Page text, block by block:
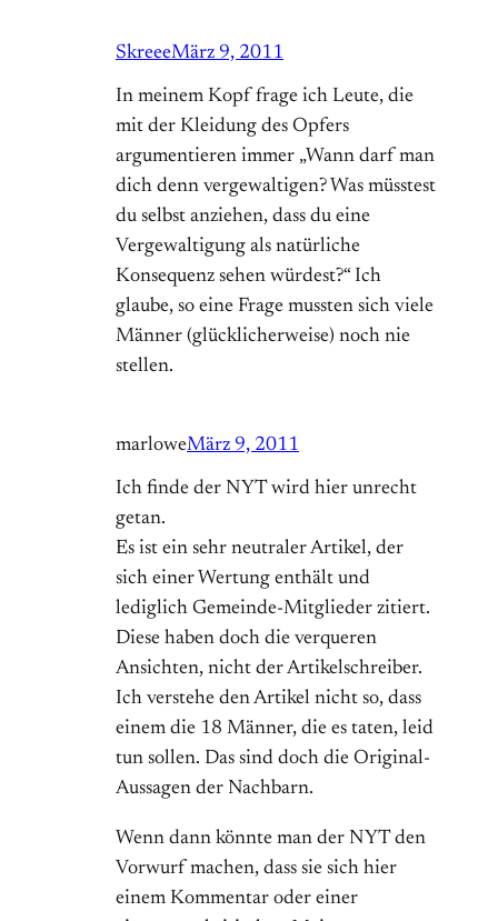
SkreeeMärz 9, 2011
In meinem Kopf frage ich Leute, die
mit der Kleidung des Opfers
argumentieren immer „Wann darf man
dich denn vergewaltigen? Was müsstest
du selbst anziehen, dass du eine
Vergewaltigung als natürliche
Konsequenz sehen würdest?“ Ich
glaube, so eine Frage mussten sich viele
Männer (glücklicherweise) noch nie
stellen.
marloweMärz 9, 2011
Ich finde der NYT wird hier unrecht
getan.
Es ist ein sehr neutraler Artikel, der
sich einer Wertung enthält und
lediglich Gemeinde-Mitglieder zitiert.
Diese haben doch die verqueren
Ansichten, nicht der Artikelschreiber.
Ich verstehe den Artikel nicht so, dass
einem die 18 Männer, die es taten, leid
tun sollen. Das sind doch die Original-
Aussagen der Nachbarn.
Wenn dann könnte man der NYT den
Vorwurf machen, dass sie sich hier
einem Kommentar oder einer